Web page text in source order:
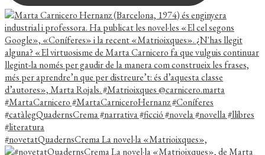
#novetatQuadernsCrema La novel·la «Matrioixques»,